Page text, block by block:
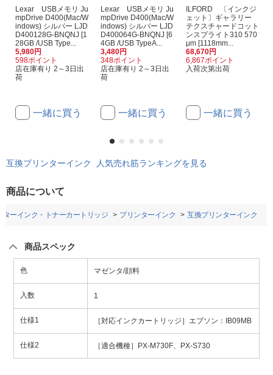
Lexar USBメモリ Ju
mpDrive D400(Mac/W
indows) シルバー LJD
D400128G-BNQNJ [1
28GB /USB Type...
5,980円
598ポイント
店在庫有り 2～3日出
荷
一緒に買う
Lexar USBメモリ Ju
mpDrive D400(Mac/W
indows) シルバー LJD
D400064G-BNQNJ [6
4GB /USB TypeA...
3,480円
348ポイント
店在庫有り 2～3日出
荷
一緒に買う
ILFORD 〔インクジ
ェット〕ギャラリー
テクスチャードコット
ンスプライト310 570
μm [1118mm...
68,670円
6,867ポイント
入荷次第出荷
一緒に買う
互換プリンターインク 人気売れ筋ランキングを見る
商品について
ターインク・トナーカートリッジ プリンターインク 互換プリンターインク
商品スペック
色 マゼンタ/顔料
入数 1
仕様1 ［対応インクカートリッジ］エプソン：IB09MB
仕様2 ［適合機種］PX-M730F、PX-S730